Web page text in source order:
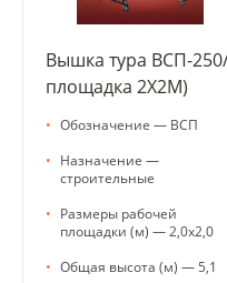
Вышка тура ВСП-
площадка 2Х2М)
• Обозначение — ВСП
• Назначение —
строительные
• Размеры рабочей
площадки (м) — 2,0х2,0
• Общая высота (м) — 5,1